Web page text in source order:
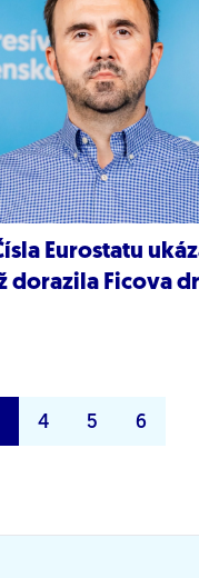
Eurostatu
dorazila Ficova
4 5 6